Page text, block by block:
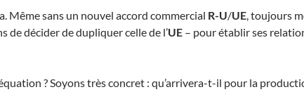
Même sans un nouvel accord commercial R-U/UE, toujours
de décider de dupliquer celle de l’UE – pour établir ses
? Soyons très concret : qu’arrivera-t-il pour la